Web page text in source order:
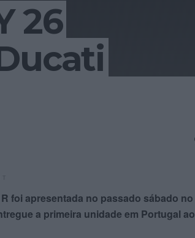
26
foi apresentada no passado sábado no
a primeira unidade em Portugal ao